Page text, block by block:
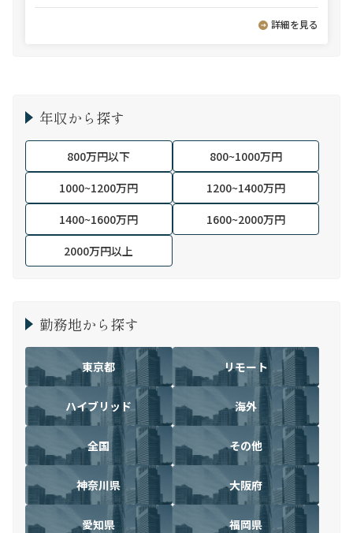
詳細を見る
年収から探す
800万円以下
800~1000万円
1000~1200万円
1200~1400万円
1400~1600万円
1600~2000万円
2000万円以上
勤務地から探す
東京都 リモート
ハイブリッド 海外
全国 その他
神奈川県 大阪府
愛知県 福岡県